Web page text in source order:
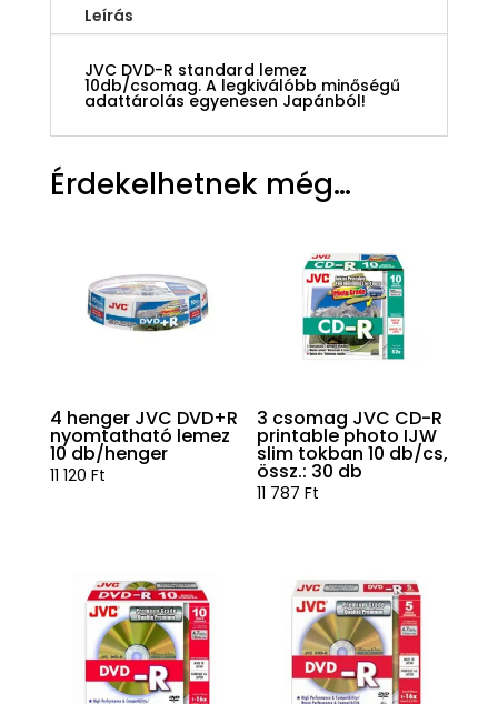
Leírás
JVC DVD-R standard lemez
10db/csomag. A legkiválóbb minőségű
adattárolás egyenesen Japánból!
Érdekelhetnek még…
4 henger JVC DVD+R
nyomtatható lemez
10 db/henger
11 120 Ft
3 csomag JVC CD-R
printable photo IJW
slim tokban 10 db/cs,
össz.: 30 db
11 787Ft